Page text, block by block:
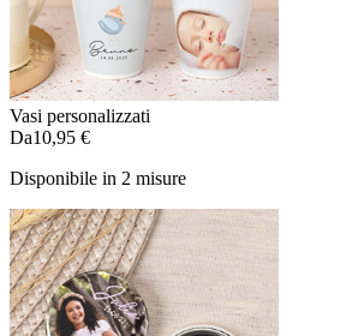
Vasi personalizzati
Da10,95 €
Disponibile in 2 misure